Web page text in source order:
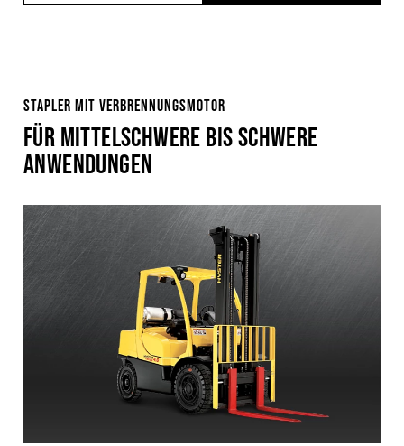
STAPLER MIT VERBRENNUNGSMOTOR
FÜR MITTELSCHWERE BIS SCHWERE
ANWENDUNGEN